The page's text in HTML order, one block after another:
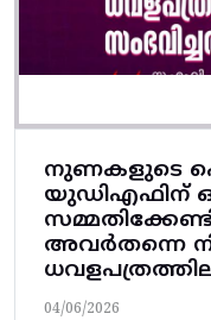
നുണകളുടെ
യുഡിഎഫിന്
അവർതന്നെ
04/06/2026